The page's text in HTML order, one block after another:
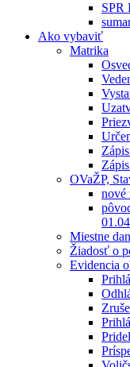
SPR
Ako vybaviť
Matrika
OVaŽP,
nové
Miestne
Žiadosť o
Evidencia